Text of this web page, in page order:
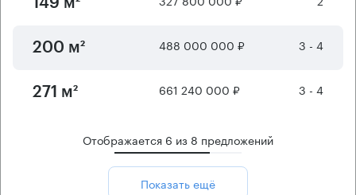
149 м²
200 м² 488 000 000 ₽ 3 - 4
271 м² 661 240 000 ₽ 3 - 4
Отображается 6 из 8 предложений
Показать ещё